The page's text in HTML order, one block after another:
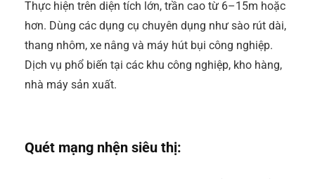
Thực hiện trên diện tích lớn, trần cao từ 6–15m hoặc
hơn. Dùng các dụng cụ chuyên dụng như sào rút dài,
thang nhôm, xe nâng và máy hút bụi công nghiệp.
Dịch vụ phổ biến tại các khu công nghiệp, kho hàng,
nhà máy sản xuất.
Quét mạng nhện siêu thị: